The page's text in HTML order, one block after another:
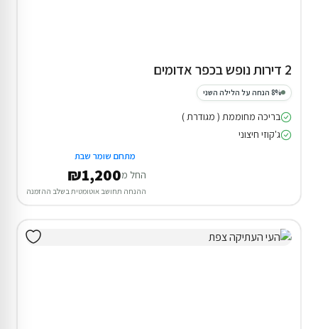
2 דירות נופש בכפר אדומים
8% הנחה על הלילה השני
בריכה מחוממת ( מגודרת )
ג'קוזי חיצוני
מתחם שומר שבת
החל מ₪1,200
ההנחה תחושב אוטומטית בשלב ההזמנה